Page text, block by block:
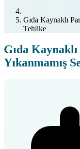
Gıda Kaynaklı
Tehlike
Gıda
Yıkanmamış